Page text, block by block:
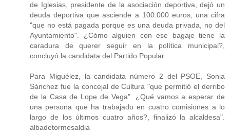
de Iglesias, presidente de la asociación deportiva, dejó un
deuda deportiva que asciende a 100.000 euros, una cifra
"que no está pagada porque es una deuda privada, no del
Ayuntamiento". ¿Cómo alguien con ese bagaje tiene la
caradura de querer seguir en la política municipal?,
concluyó la candidata del Partido Popular.
Para Miguélez, la candidata número 2 del PSOE, Sonia
Sánchez fue la concejal de Cultura "que permitió el derribo
de la Casa de Lope de Vega". ¿Qué vamos a esperar de
una persona que ha trabajado en cuatro comisiones a lo
largo de los últimos cuatro años?, finalizó la alcaldesa".
albadetormesaldia